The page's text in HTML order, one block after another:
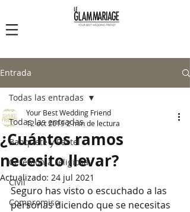
Entrada
Todas las entradas
Banquete y Pastel
Ceremonia religiosa
Civil
Compromiso
Todas las entradas
¿Cuántos ramos
necesito llevar?
Your Best Wedding Friend
12 oct 20192 min de lectura
Actualizado: 24 jul 2021
Seguro has visto o escuchado a las
personas diciendo que se necesitas